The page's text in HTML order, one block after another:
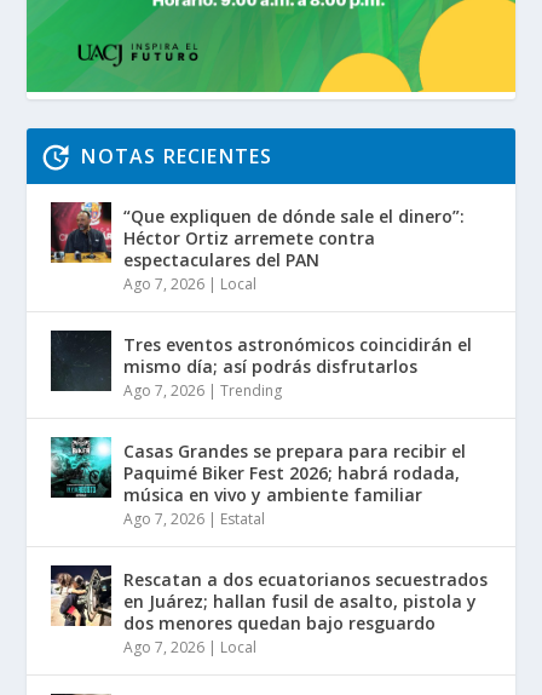
NOTAS RECIENTES
“Que expliquen de dónde sale el dinero”:
Héctor Ortiz arremete contra
espectaculares del PAN
Ago 7, 2026 | Local
Tres eventos astronómicos coincidirán el
mismo día; así podrás disfrutarlos
Ago 7, 2026 |Trending
Casas Grandes se prepara para recibir el
Paquimé Biker Fest 2026; habrá rodada,
música en vivo y ambiente familiar
Ago 7, 2026 | Estatal
Rescatan a dos ecuatorianos secuestrados
en Juárez; hallan fusil de asalto, pistola y
dos menores quedan bajo resguardo
Ago 7, 2026 | Local